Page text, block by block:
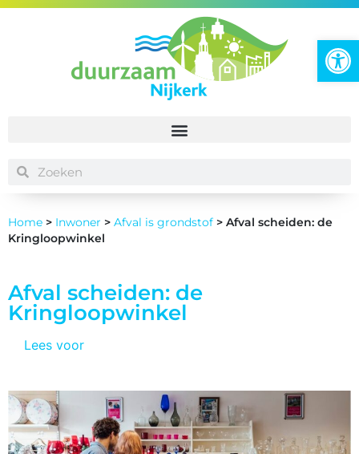
Home > Inwoner > Afval is grondstof > Afval scheiden: de
Kringloopwinkel
Afval scheiden: de
Kringloopwinkel
Lees voor